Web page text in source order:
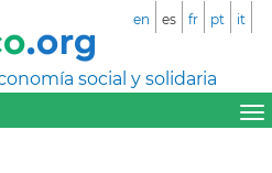
social y solidaria
en es fr pt it